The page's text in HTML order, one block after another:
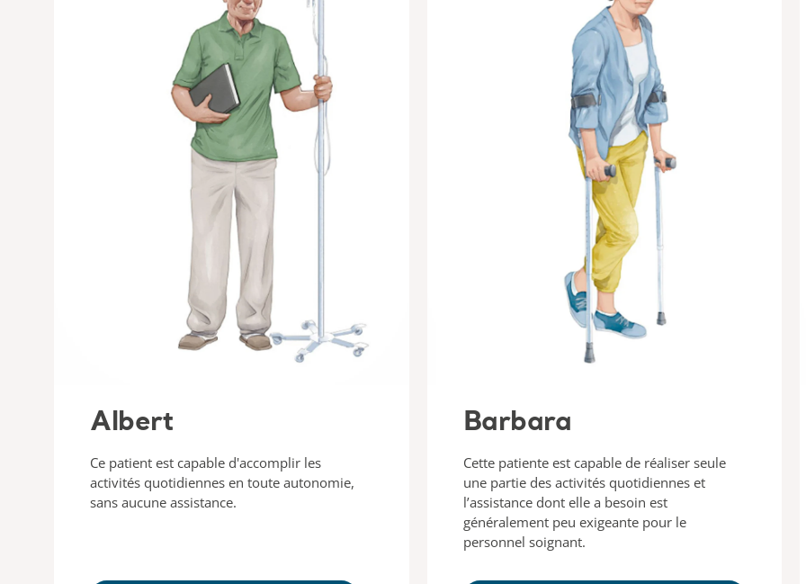
Albert
Ce patient est capable d'accomplir les
activités quotidiennes en toute autonomie,
sans aucune assistance.
Barbara
Cette patiente est capable de réaliser seule
une partie des activités quotidiennes et
l’assistance dont elle a besoin est
généralement peu exigeante pour le
personnel soignant.